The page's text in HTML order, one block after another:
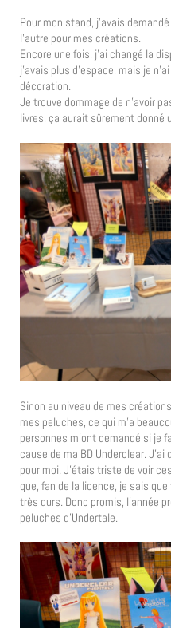
Pour mon stand, j’avais
l’autre pour mes créations.
Encore une fois, j’ai changé la
j’avais plus d’espace, mais je
décoration.
Je trouve dommage de n’avoir
livres, ça aurait sûrement donné
Sinon au niveau de mes
mes peluches, ce qui m’a
personnes m’ont demandé si je
cause de ma BD Underclear.
pour moi. J’étais triste de voir
que, fan de la licence, je sais
très durs. Donc promis, l’année
peluches d’Undertale.